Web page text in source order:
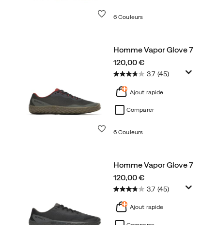
6 Couleurs
Homme Vapor Glove 7
price
120,00 €
3.7 (45)
Ajout rapide
Comparer
6 Couleurs
Homme Vapor Glove 7
price
120,00 €
3.7 (45)
Ajout rapide